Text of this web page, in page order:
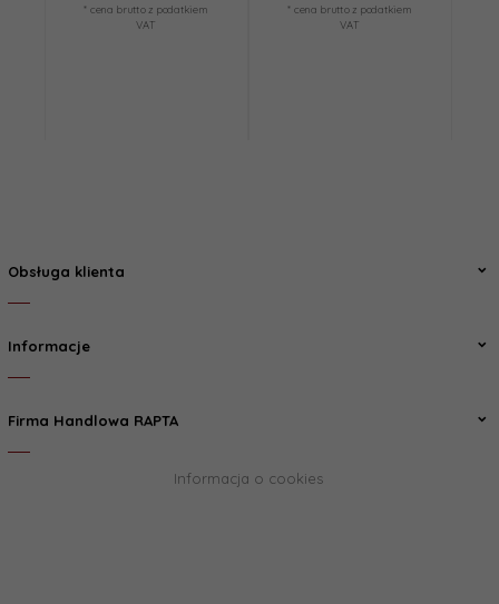
* cena brutto z podatkiem
VAT
* cena brutto z podatkiem
VAT
Obsługa klienta
Informacje
Firma Handlowa RAPTA
Informacja o cookies